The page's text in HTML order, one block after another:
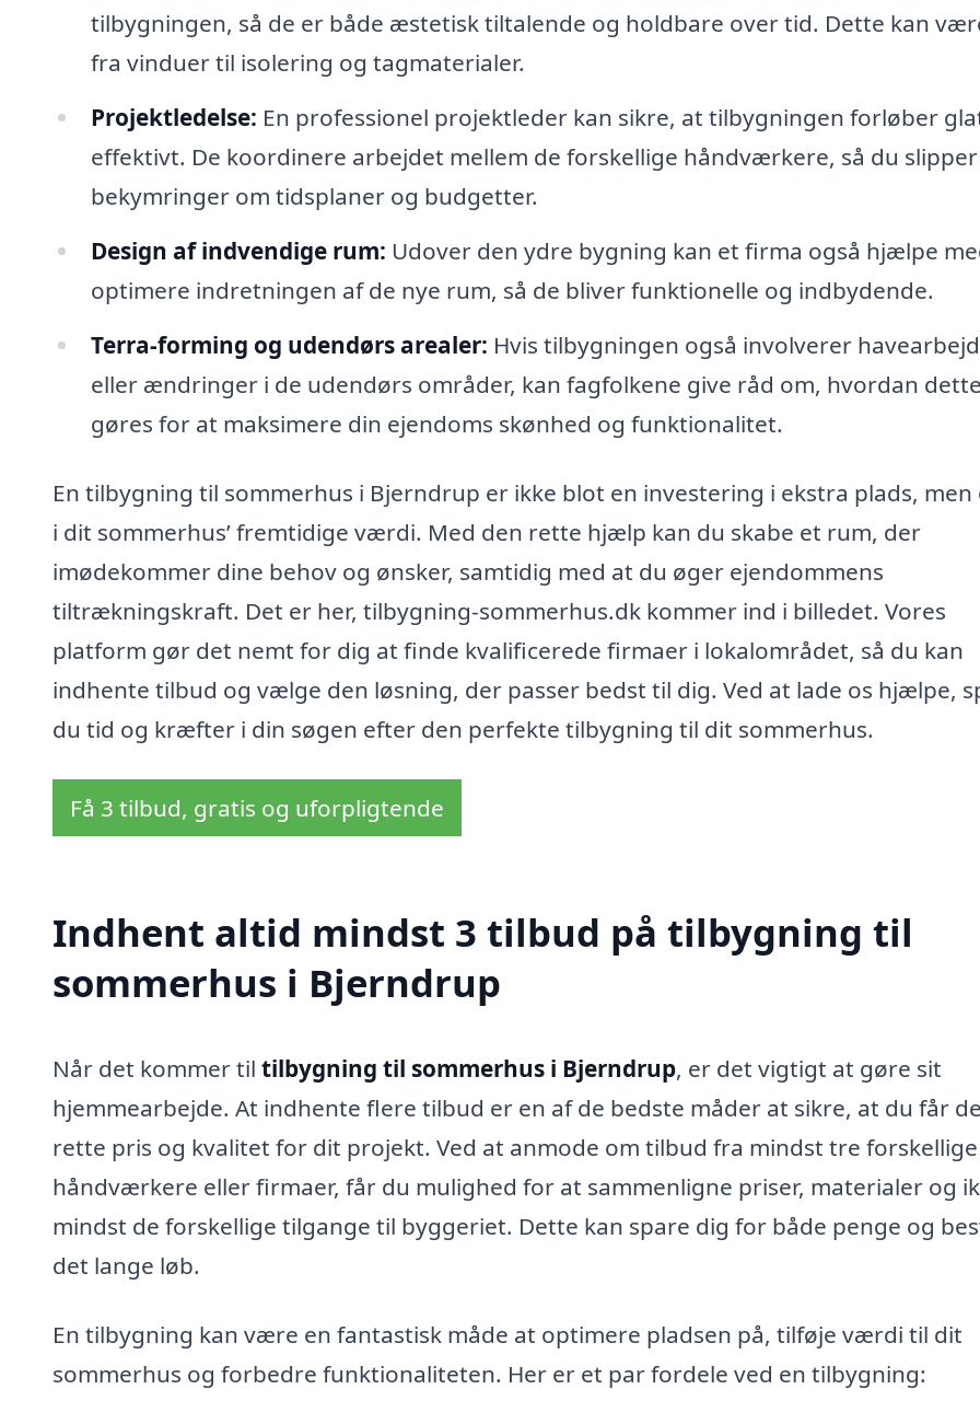
tilbygningen, så de er både æstetisk tiltalende og holdbare over tid. Dette kan
fra vinduer til isolering og tagmaterialer.
Projektledelse: En professionel projektleder kan sikre, at tilbygningen forløber
effektivt. De koordinere arbejdet mellem de forskellige håndværkere, så du
bekymringer om tidsplaner og budgetter.
Design af indvendige rum: Udover den ydre bygning kan et firma også hjælpe
optimere indretningen af de nye rum, så de bliver funktionelle og indbydende.
Terra-forming og udendørs arealer: Hvis tilbygningen også involverer
eller ændringer i de udendørs områder, kan fagfolkene give råd om, hvordan
gøres for at maksimere din ejendoms skønhed og funktionalitet.
En tilbygning til sommerhus i Bjerndrup er ikke blot en investering i ekstra plads, men
i dit sommerhus’ fremtidige værdi. Med den rette hjælp kan du skabe et rum, der
imødekommer dine behov og ønsker, samtidig med at du øger ejendommens
tiltrækningskraft. Det er her, tilbygning-sommerhus.dk kommer ind i billedet. Vores
platform gør det nemt for dig at finde kvalificerede firmaer i lokalområdet, så du kan
indhente tilbud og vælge den løsning, der passer bedst til dig. Ved at lade os hjælpe,
du tid og kræfter i din søgen efter den perfekte tilbygning til dit sommerhus.
Få 3 tilbud, gratis og uforpligtende
Indhent altid mindst 3 tilbud på tilbygning til
sommerhus i Bjerndrup
Når det kommer til tilbygning til sommerhus i Bjerndrup, er det vigtigt at gøre sit
hjemmearbejde. At indhente flere tilbud er en af de bedste måder at sikre, at du får
rette pris og kvalitet for dit projekt. Ved at anmode om tilbud fra mindst tre forskellige
håndværkere eller firmaer, får du mulighed for at sammenligne priser, materialer og
mindst de forskellige tilgange til byggeriet. Dette kan spare dig for både penge og
det lange løb.
En tilbygning kan være en fantastisk måde at optimere pladsen på, tilføje værdi til dit
sommerhus og forbedre funktionaliteten. Her er et par fordele ved en tilbygning: